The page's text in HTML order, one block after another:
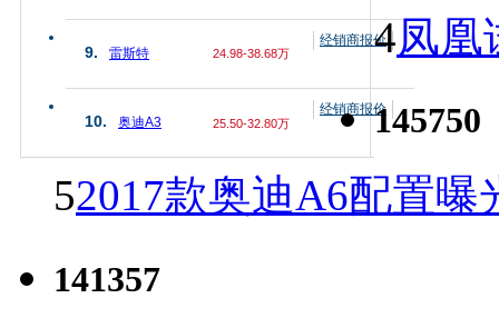
9. 雷斯特 24.98-38.68万
经销商报价
10. 奥迪A3 25.50-32.80万
经销商报价
4凤凰
145750
52017款奥迪A6配置曝
141357